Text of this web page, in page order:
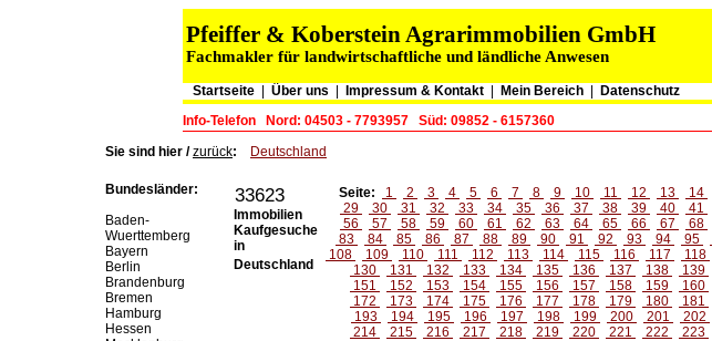
Pfeiffer & Koberstein Agrarimmobilien GmbH
Fachmakler für landwirtschaftliche und ländliche Anwesen
Startseite| Über uns Impressum & Kontakt| Mein Bereich Datenschutz
Info-Telefon
Nord: 04503 - 7793957 Süd: 09852 - 6157360
Sie sind hier /zurück: Deutschland
Bundesländer:
Baden-
Wuerttemberg
Bayern
Berlin
Brandenburg
Bremen
Hamburg
Hessen
33623
Immobilien
Kaufgesuche
in
Deutschland
Seite: 1 2 3 4 5 6 7 8 9 10 11 12 13 14
29
30 31 32 33 34 35 36 37 38 39 40 41
56
57 58 59 60 61 62 63 64 65 66 67 68
83
84 85 86 87 88 89 90 91 92 93 94 95
108
109 110 111 112 113 114 115 116 117 118
130
131 132 133 134 135 136 137 138 139
151
152 153 154 155 156 157 158 159 160
172
173 174 175 176 177 178 179 180 181
193
194 195 196 197 198 199 200 201 202
214
215 216 217 218 219 220 221 222 223